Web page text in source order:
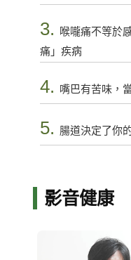
3.
喉嚨痛不等於
痛」疾病
4. 嘴巴有苦味，
5. 腸道決定了你
影音健康